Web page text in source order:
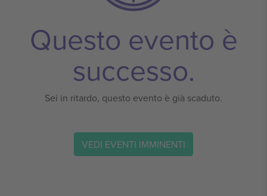
Questo evento è
successo.
Sei in ritardo, questo evento è già scaduto.
VEDI EVENTI IMMINENTI